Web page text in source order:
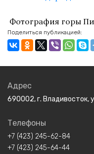
Фотография горы
Поделиться публикацией:
Адрес
690002, г. Владивосток,
Телефоны
+7 (423) 245-62-84
+7 (423) 245-64-44